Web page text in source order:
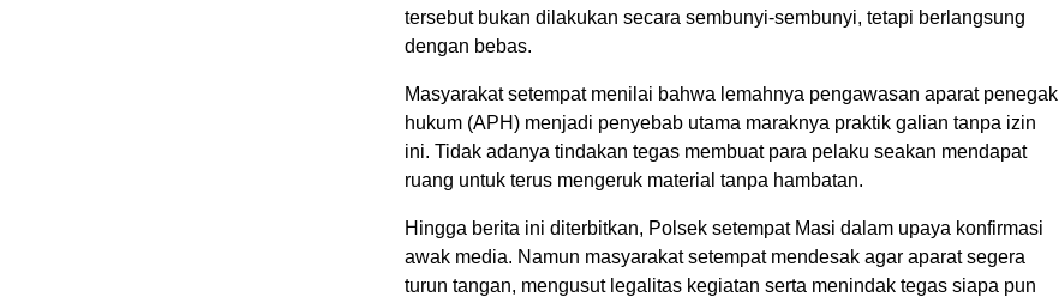
tersebut bukan dilakukan secara sembunyi-sembunyi, tetapi berlangsung
dengan bebas.
Masyarakat setempat menilai bahwa lemahnya pengawasan aparat penegak
hukum (APH) menjadi penyebab utama maraknya praktik galian tanpa izin
ini. Tidak adanya tindakan tegas membuat para pelaku seakan mendapat
ruang untuk terus mengeruk material tanpa hambatan.
Hingga berita ini diterbitkan, Polsek setempat Masi dalam upaya konfirmasi
awak media. Namun masyarakat setempat mendesak agar aparat segera
turun tangan, mengusut legalitas kegiatan serta menindak tegas siapa pun